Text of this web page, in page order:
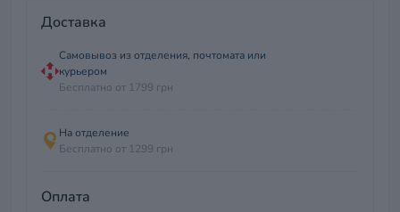
Доставка
Самовывоз из отделения, почтомата или
курьером
Бесплатно от 1799 грн
На отделение
Бесплатно от 1299 грн
Оплата